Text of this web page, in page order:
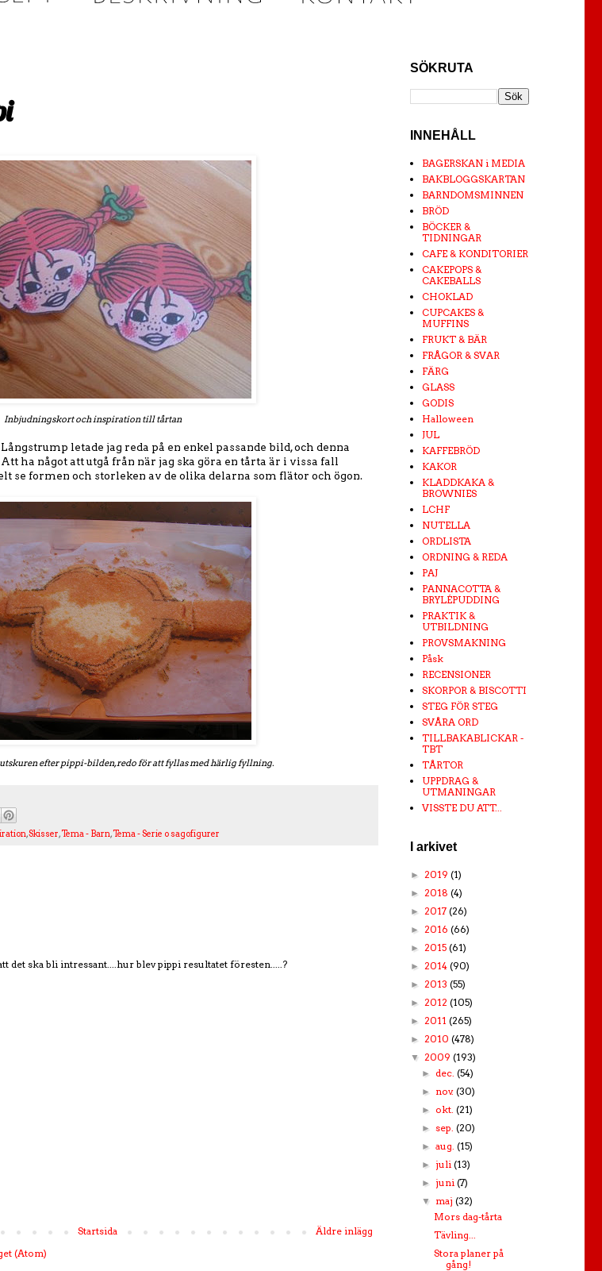
Inbjudningskort och inspiration till tårtan
letade jag reda på en enkel passande bild, och denna
ha något att utgå från när jag ska göra en tårta är i vissa fall
se formen och storleken av de olika delarna som flätor och ögon.
efter pippi-bilden, redo för att fyllas med härlig fyllning.
,Skisser,Tema - Barn,Tema - Serie o sagofigurer
det ska bli intressant....hur blev pippi resultatet föresten.....?
Äldre inlägg
Startsida
(Atom)
SÖKRUTA
INNEHÅLL
BAGERSKAN i MEDIA
BAKBLOGGSKARTAN
BARNDOMSMINNEN
BRÖD
BÖCKER &
TIDNINGAR
CAFE & KONDITORIER
CAKEPOPS &
CAKEBALLS
CHOKLAD
CUPCAKES &
MUFFINS
FRUKT & BÄR
FRÅGOR & SVAR
FÄRG
GLASS
GODIS
Halloween
JUL
KAFFEBRÖD
KAKOR
KLADDKAKA &
BROWNIES
LCHF
NUTELLA
ORDLISTA
ORDNING & REDA
PAJ
PANNACOTTA &
BRYLÉPUDDING
PRAKTIK &
UTBILDNING
PROVSMAKNING
Påsk
RECENSIONER
SKORPOR & BISCOTTI
STEG FÖR STEG
SVÅRA ORD
TILLBAKABLICKAR -
TBT
TÅRTOR
UPPDRAG &
UTMANINGAR
VISSTE DU ATT...
I arkivet
► 2019 (1)
► 2018 (4)
► 2017 (26)
► 2016 (66)
► 2015 (61)
► 2014 (90)
► 2013 (55)
► 2012 (105)
► 2011 (265)
► 2010 (478)
▼ 2009 (193)
► dec.(54)
► nov.(30)
► okt.(21)
►sep.(20)
►aug.(15)
► juli(13)
► juni(7)
▼ maj(32)
Mors dag-tårta
Tävling...
Stora planer på
gång!